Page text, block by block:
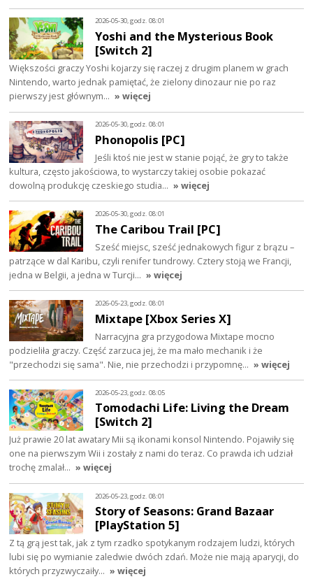
2026-05-30, godz. 08:01
Yoshi and the Mysterious Book
[Switch 2]
Większości graczy Yoshi kojarzy się raczej z drugim planem w grach
Nintendo, warto jednak pamiętać, że zielony dinozaur nie po raz
pierwszy jest głównym… » więcej
2026-05-30, godz. 08:01
Phonopolis [PC]
Jeśli ktoś nie jest w stanie pojąć, że gry to także
kultura, często jakościowa, to wystarczy takiej osobie pokazać
dowolną produkcję czeskiego studia… » więcej
2026-05-30, godz. 08:01
The Caribou Trail [PC]
Sześć miejsc, sześć jednakowych figur z brązu –
patrzące w dal Karibu, czyli renifer tundrowy. Cztery stoją we Francji,
jedna w Belgii, a jedna w Turcji… » więcej
2026-05-23, godz. 08:01
Mixtape [Xbox Series X]
Narracyjna gra przygodowa Mixtape mocno
podzieliła graczy. Część zarzuca jej, że ma mało mechanik i że
"przechodzi się sama". Nie, nie przechodzi i przypomnę… » więcej
2026-05-23, godz. 08:05
Tomodachi Life: Living the Dream
[Switch 2]
Już prawie 20 lat awatary Mii są ikonami konsol Nintendo. Pojawiły się
one na pierwszym Wii i zostały z nami do teraz. Co prawda ich udział
trochę zmalał… » więcej
2026-05-23, godz. 08:01
Story of Seasons: Grand Bazaar
[PlayStation 5]
Z tą grą jest tak, jak z tym rzadko spotykanym rodzajem ludzi, których
lubi się po wymianie zaledwie dwóch zdań. Może nie mają aparycji, do
których przyzwyczaiły… » więcej